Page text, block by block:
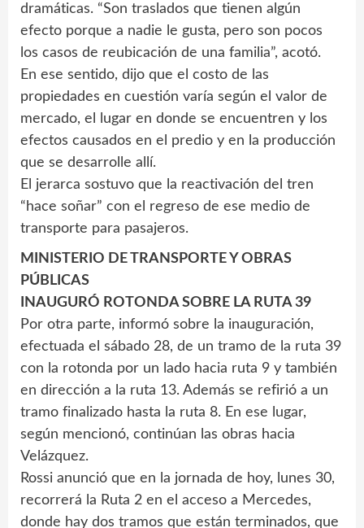
dramáticas. “Son traslados que tienen algún
efecto porque a nadie le gusta, pero son pocos
los casos de reubicación de una familia”, acotó.
En ese sentido, dijo que el costo de las
propiedades en cuestión varía según el valor de
mercado, el lugar en donde se encuentren y los
efectos causados en el predio y en la producción
que se desarrolle allí.
El jerarca sostuvo que la reactivación del tren
“hace soñar” con el regreso de ese medio de
transporte para pasajeros.
MINISTERIO DE TRANSPORTE Y OBRAS
PÚBLICAS
INAUGURÓ ROTONDA SOBRE LA RUTA 39
Por otra parte, informó sobre la inauguración,
efectuada el sábado 28, de un tramo de la ruta 39
con la rotonda por un lado hacia ruta 9 y también
en dirección a la ruta 13. Además se refirió a un
tramo finalizado hasta la ruta 8. En ese lugar,
según mencionó, continúan las obras hacia
Velázquez.
Rossi anunció que en la jornada de hoy, lunes 30,
recorrerá la Ruta 2 en el acceso a Mercedes,
donde hay dos tramos que están terminados, que